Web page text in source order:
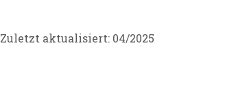
Zuletzt aktualisiert: 04/2025